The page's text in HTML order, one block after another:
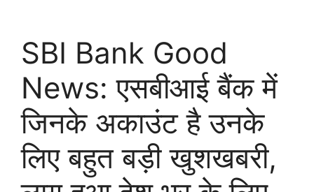
SBI Bank Good
News: एसबीआई बैंक में
जिनके अकाउंट है उनके
लिए बहुत बड़ी खुशखबरी,